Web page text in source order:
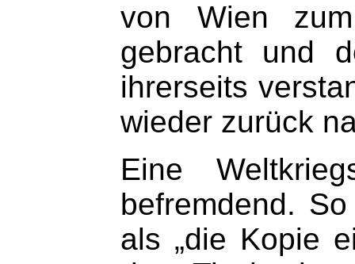
von Wien zum
gebracht und
ihrerseits
wieder zurück
Eine
befremdend.
als „die Kopie